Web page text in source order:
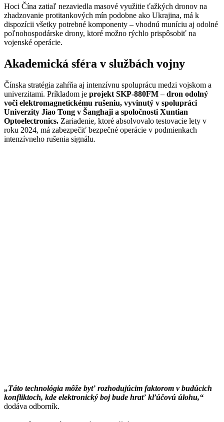
Hoci Čína zatiaľ nezaviedla masové využitie ťažkých dronov na
zhadzovanie protitankových mín podobne ako Ukrajina, má k
dispozícii všetky potrebné komponenty – vhodnú muníciu aj odolné
poľnohospodárske drony, ktoré možno rýchlo prispôsobiť na
vojenské operácie.
Akademická sféra v službách vojny
Čínska stratégia zahŕňa aj intenzívnu spoluprácu medzi vojskom a
univerzitami. Príkladom je projekt SKP-880FM – dron odolný
voči elektromagnetickému rušeniu, vyvinutý v spolupráci
Univerzity Jiao Tong v Šanghaji a spoločnosti Xuntian
Optoelectronics. Zariadenie, ktoré absolvovalo testovacie lety v
roku 2024, má zabezpečiť bezpečné operácie v podmienkach
intenzívneho rušenia signálu.
„Táto technológia môže byť rozhodujúcim faktorom v budúcich
konfliktoch, kde elektronický boj bude hrať kľúčovú úlohu,“
dodáva odborník.